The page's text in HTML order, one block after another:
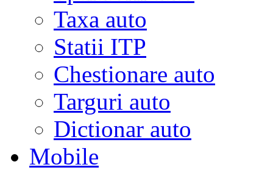
Taxa auto
Statii ITP
Chestionare auto
Targuri auto
Dictionar auto
Mobile